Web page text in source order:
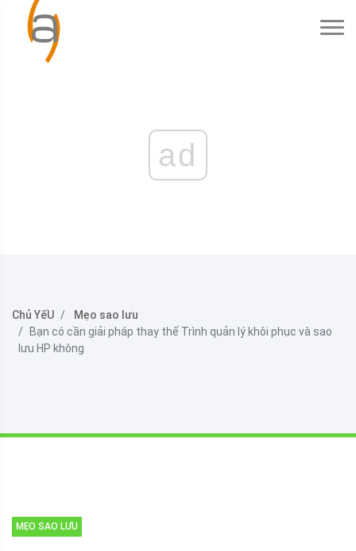
ad
Chủ YếU
Mẹo sao lưu
Bạn có cần giải pháp thay thế Trình quản lý khôi phục và sao
lưu HP không
MẸO SAO LƯU